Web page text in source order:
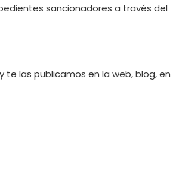
sancionadores a través del
te las publicamos en la web, blog, en